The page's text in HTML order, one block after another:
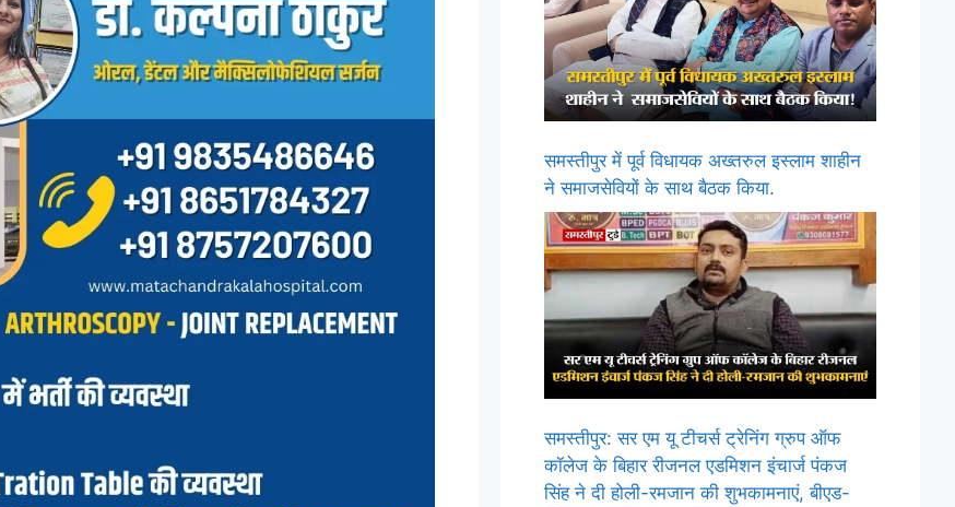
समस्तीपुर में पूर्व विधायक अख्तरुल इस्लाम शाहीन
ने समाजसेवियों के साथ बैठक किया.
समस्तीपुर: सर एम यू टीचर्स ट्रेनिंग ग्रुप ऑफ
कॉलेज के बिहार रीजनल एडमिशन इंचार्ज पंकज
सिंह ने दी होली-रमजान की शुभकामनाएं, बीएड-